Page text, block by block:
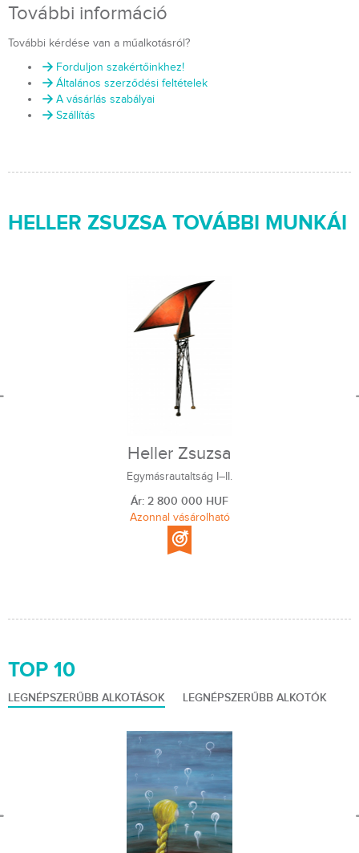
További információ
További kérdése van a műalkotásról?
Forduljon szakértőinkhez!
Általános szerződési feltételek
A vásárlás szabályai
Szállítás
HELLER ZSUZSA TOVÁBBI MUNKÁI
Heller Zsuzsa
Egymásrautaltság I–II.
Ár: 2 800 000 HUF
Azonnal vásárolható
TOP 10
LEGNÉPSZERŰBB ALKOTÁSOK LEGNÉPSZERŰBB ALKOTÓK